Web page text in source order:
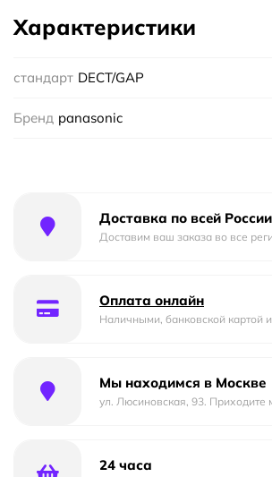
Характеристики
стандарт DECT/GAP
Бренд panasonic
Доставка по всей России
Доставим ваш заказа во все
Оплата онлайн
Наличными, банковской картой
Мы находимся в Москве
ул. Люсиновская, 93. Приходите
24 часа